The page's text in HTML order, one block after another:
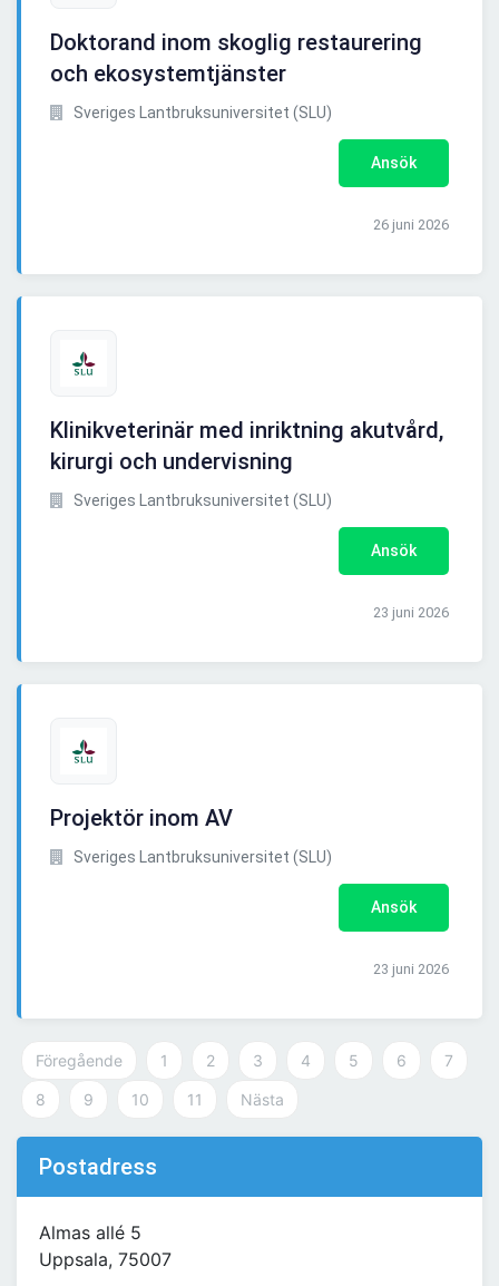
Doktorand inom skoglig restaurering
och ekosystemtjänster
Sveriges Lantbruksuniversitet (SLU)
Ansök
26 juni 2026
Klinikveterinär med inriktning akutvård,
kirurgi och undervisning
Sveriges Lantbruksuniversitet (SLU)
Ansök
23 juni 2026
Projektör inom AV
Sveriges Lantbruksuniversitet (SLU)
Ansök
23 juni 2026
Föregående 1 2 3 4 5 6 7
8 9 10 11 Nästa
Postadress
Almas allé 5
Uppsala, 75007